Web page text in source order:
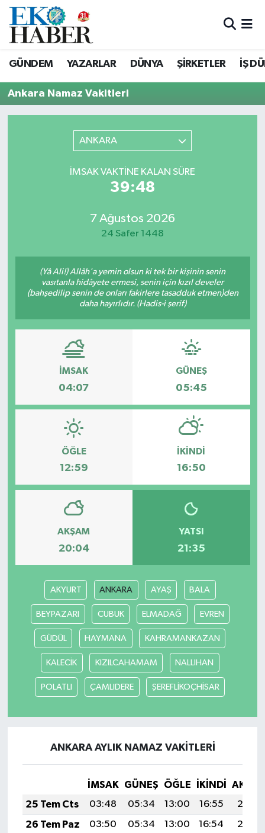
GÜNDEM YAZARLAR DÜNYA ŞİRKETLER İŞ
Ankara Namaz Vakitleri
ANKARA
İMSAK VAKTINE KALAN SÜRE
39:48
7 Ağustos 2026
24 Safer 1448
(Yâ Ali!) Allâh'a yemin olsun ki tek bir kişinin senin
vasıtanla hidâyete ermesi, senin için kızıl develer
(bahşedilip senin de onları fakirlere tasadduk etmen)den
daha hayırlıdır. (Hadis-i şerif)
İMSAK
04:07
GÜNEŞ
05:45
ÖĞLE
12:59
İKINDI
16:50
AKŞAM
20:04
YATSI
21:35
AKYURT ANKARA AYAŞ BALA
BEYPAZARI CUBUK ELMADAĞ EVREN
GÜDÜL HAYMANA KAHRAMANKAZAN
KALECİK KIZILCAHAMAM NALLIHAN
POLATLI ÇAMLIDERE ŞEREFLİKOÇHİSAR
ANKARA AYLIK NAMAZ VAKITLERI
İMSAK GÜNEŞ ÖĞLE İKINDI
25 Tem Cts
03:48 05:34 13:00 16:55
20:17
26 Tem Paz
03:50 05:34 13:00 16:54
20:16
Hava Durumu
Süper Lig Puan Durumu ve Fikstür
Tüm Manşetler
Son Dakika Haberleri